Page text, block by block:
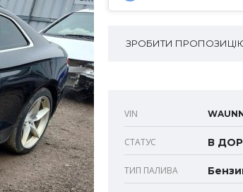
ЗРОБИТИ
VIN
СТАТУС В
ТИП ПАЛИВА